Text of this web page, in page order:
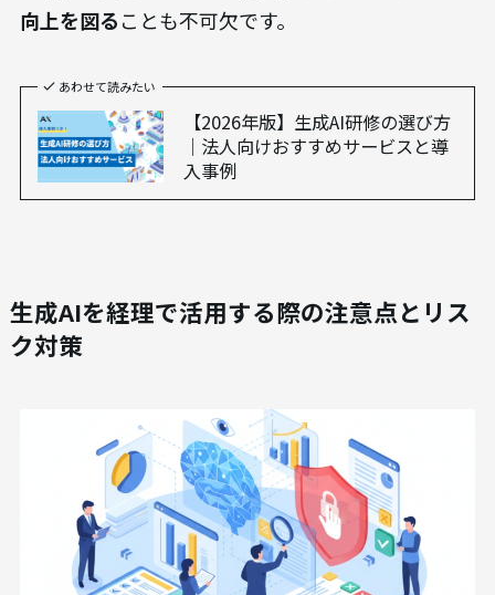
向上を図ることも不可欠です。
あわせて読みたい
【2026年版】生成AI研修の選び方
｜法人向けおすすめサービスと導
入事例
生成AIを経理で活用する際の注意点とリス
ク対策